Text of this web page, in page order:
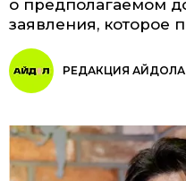
о предполагаемом
заявления, которое
РЕДАКЦИЯ АЙДОЛА